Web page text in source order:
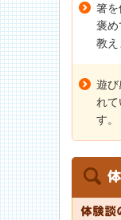
箸を
褒め
教え
遊び
れて
す。